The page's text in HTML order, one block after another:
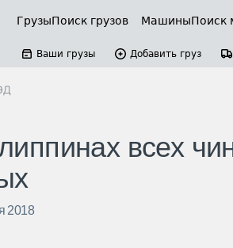
ГрузыПоиск грузов МашиныПоиск
Ваши грузы Добавить груз
всех
2018